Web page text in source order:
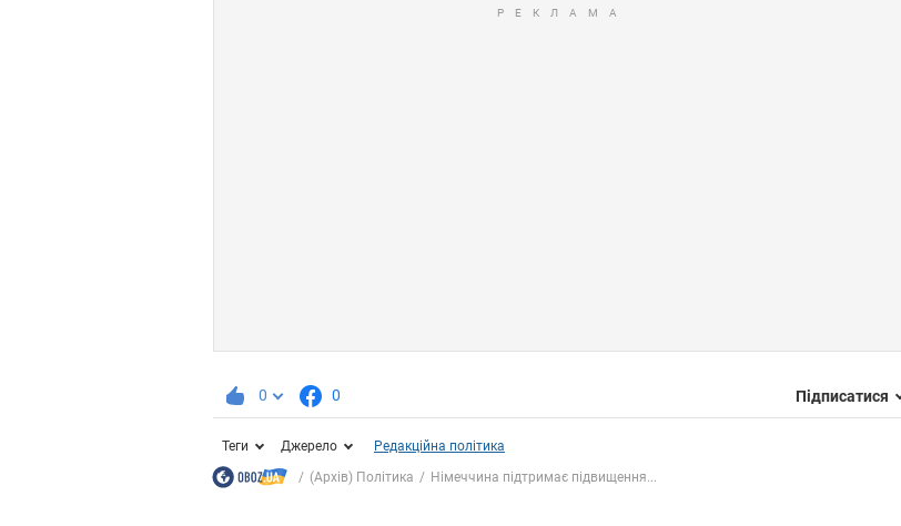
0 0 Підписатися
Теги Джерело
Редакційна політика
(Архів) Політика
Німеччина підтримає підвищення...